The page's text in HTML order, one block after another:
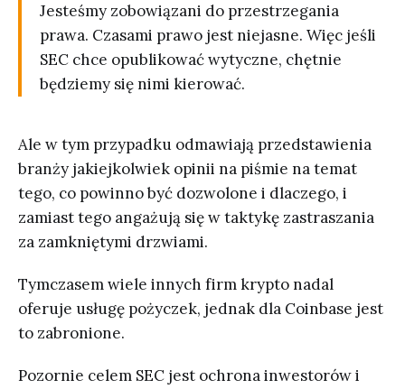
Jesteśmy zobowiązani do przestrzegania
prawa. Czasami prawo jest niejasne. Więc jeśli
SEC chce opublikować wytyczne, chętnie
będziemy się nimi kierować.
Ale w tym przypadku odmawiają przedstawienia
branży jakiejkolwiek opinii na piśmie na temat
tego, co powinno być dozwolone i dlaczego, i
zamiast tego angażują się w taktykę zastraszania
za zamkniętymi drzwiami.
Tymczasem wiele innych firm krypto nadal
oferuje usługę pożyczek, jednak dla Coinbase jest
to zabronione.
Pozornie celem SEC jest ochrona inwestorów i